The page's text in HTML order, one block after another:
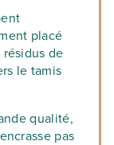
placé
résidus de
le tamis
qualité,
pas